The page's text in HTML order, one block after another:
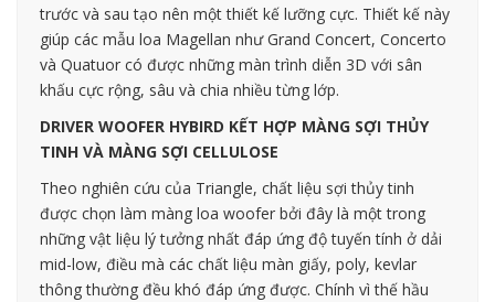
trước và sau tạo nên một thiết kế lưỡng cực. Thiết kế này
giúp các mẫu loa Magellan như Grand Concert, Concerto
và Quatuor có được những màn trình diễn 3D với sân
khấu cực rộng, sâu và chia nhiều từng lớp.
DRIVER WOOFER HYBIRD KẾT HỢP MÀNG SỢI THỦY
TINH VÀ MÀNG SỢI CELLULOSE
Theo nghiên cứu của Triangle, chất liệu sợi thủy tinh
được chọn làm màng loa woofer bởi đây là một trong
những vật liệu lý tưởng nhất đáp ứng độ tuyến tính ở dải
mid-low, điều mà các chất liệu màn giấy, poly, kevlar
thông thường đều khó đáp ứng được. Chính vì thế hầu